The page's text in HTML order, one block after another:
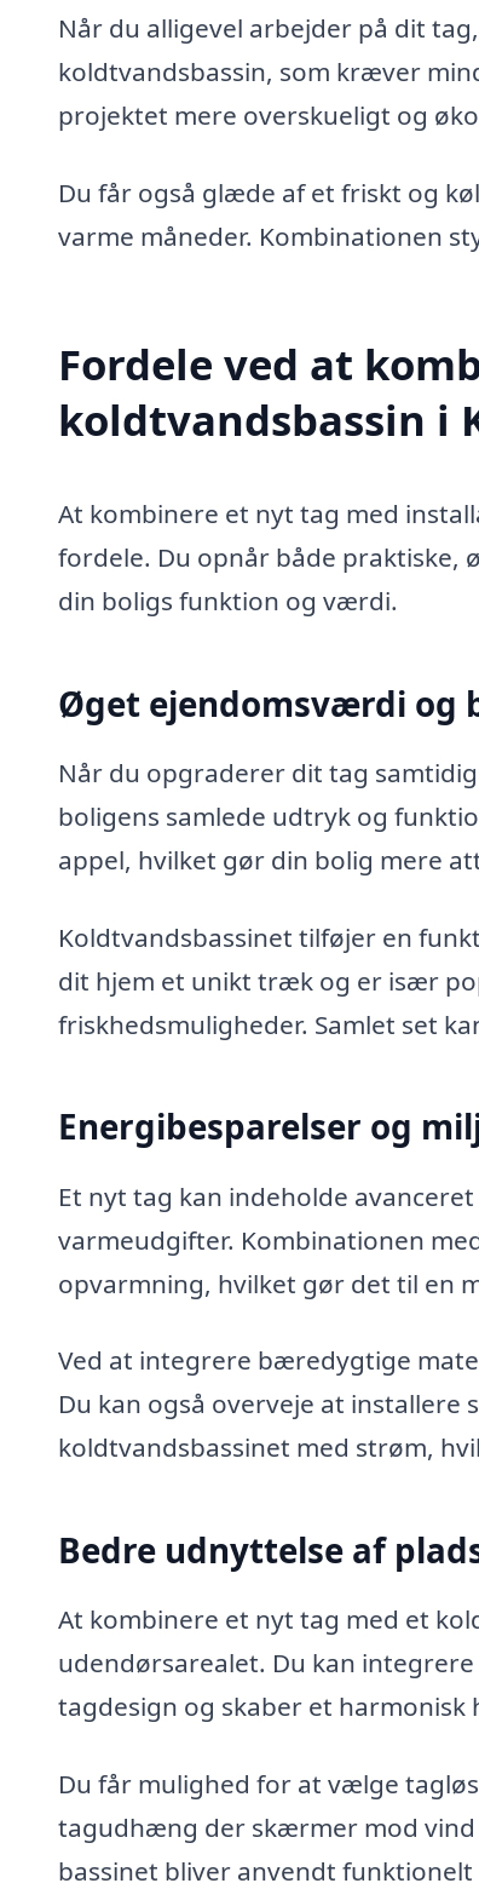
Når du alligevel arbejder på dit
koldtvandsbassin, som kræver
projektet mere overskueligt og
Du får også glæde af et friskt og
varme måneder. Kombinationen
Fordele ved at
koldtvandsbassin i
At kombinere et nyt tag med
fordele. Du opnår både praktiske,
din boligs funktion og værdi.
Øget ejendomsværdi og
Når du opgraderer dit tag
boligens samlede udtryk og
appel, hvilket gør din bolig mere
Koldtvandsbassinet tilføjer en
dit hjem et unikt træk og er især
friskhedsmuligheder. Samlet set
Energibesparelser og
Et nyt tag kan indeholde
varmeudgifter. Kombinationen
opvarmning, hvilket gør det til en
Ved at integrere bæredygtige
Du kan også overveje at installere
koldtvandsbassinet med strøm,
Bedre udnyttelse af
At kombinere et nyt tag med et
udendørsarealet. Du kan
tagdesign og skaber et harmonisk
Du får mulighed for at vælge
tagudhæng der skærmer mod vind
bassinet bliver anvendt